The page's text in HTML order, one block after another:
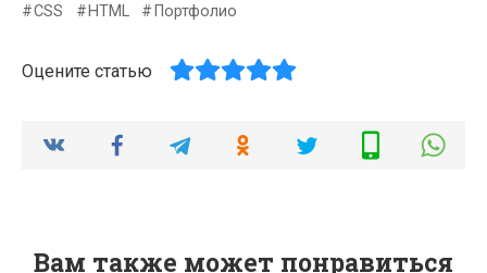
CSS HTML Портфолио
Оцените статью
Вам также может понравиться